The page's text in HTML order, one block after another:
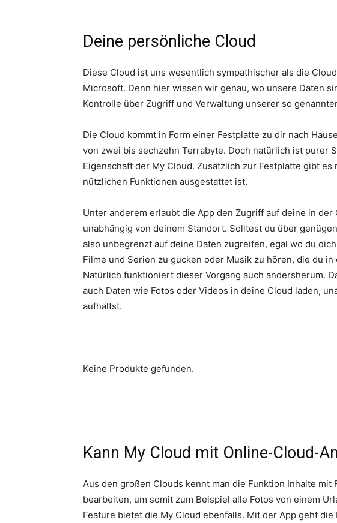
Deine persönliche Cloud
Diese Cloud ist uns wesentlich sympathischer als die
Microsoft. Denn hier wissen wir genau, wo unsere Daten
Kontrolle über Zugriff und Verwaltung unserer so genannten
Die Cloud kommt in Form einer Festplatte zu dir nach
von zwei bis sechzehn Terrabyte. Doch natürlich ist purer
Eigenschaft der My Cloud. Zusätzlich zur Festplatte gibt
nützlichen Funktionen ausgestattet ist.
Unter anderem erlaubt die App den Zugriff auf deine in
unabhängig von deinem Standort. Solltest du über
also unbegrenzt auf deine Daten zugreifen, egal wo du
Filme und Serien zu gucken oder Musik zu hören, die du
Natürlich funktioniert dieser Vorgang auch andersherum.
auch Daten wie Fotos oder Videos in deine Cloud laden,
aufhältst.
Keine Produkte gefunden.
Kann My Cloud mit Online-Cloud-
Aus den großen Clouds kennt man die Funktion Inhalte
bearbeiten, um somit zum Beispiel alle Fotos von einem
Feature bietet die My Cloud ebenfalls. Mit der App geht